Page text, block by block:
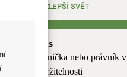
KTERÁ ZLEPŠÍ SVĚT
mutualus
Stáž: právnička nebo právník v
oblasti udržitelnosti